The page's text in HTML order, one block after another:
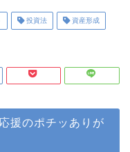
投資法 資産形成
援のポチッありが